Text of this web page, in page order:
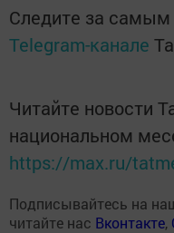
Следите за
Telegram-канале
Читайте новости
национальном
https://max.ru/
Подписывайтесь на
читайте нас Вконтакте,